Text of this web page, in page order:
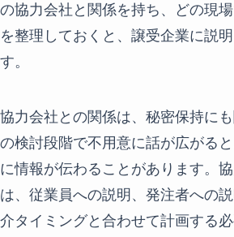
の協力会社と関係を持ち、どの現
を整理しておくと、譲受企業に説
す。
協力会社との関係は、秘密保持に
の検討段階で不用意に話が広がる
に情報が伝わることがあります。
は、従業員への説明、発注者への
介タイミングと合わせて計画する必